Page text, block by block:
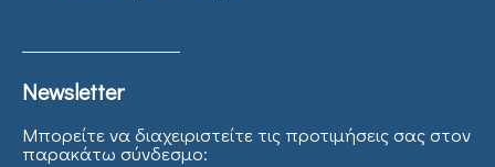
Newsletter
Μπορείτε να διαχειριστείτε τις προτιμήσεις σας στον
παρακάτω σύνδεσμο: